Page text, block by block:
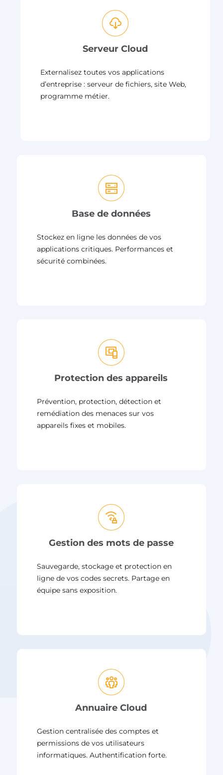
Serveur Cloud
Externalisez toutes vos applications
d’entreprise : serveur de fichiers, site Web,
programme métier.
Base de données
Stockez en ligne les données de vos
applications critiques. Performances et
sécurité combinées.
Protection des appareils
Prévention, protection, détection et
remédiation des menaces sur vos
appareils fixes et mobiles.
Gestion des mots de passe
Sauvegarde, stockage et protection en
ligne de vos codes secrets. Partage en
équipe sans exposition.
Annuaire Cloud
Gestion centralisée des comptes et
permissions de vos utilisateurs
informatiques. Authentification forte.